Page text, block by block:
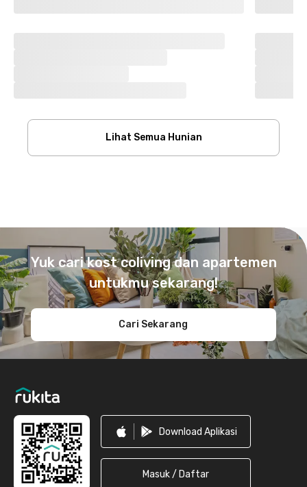
Lihat Semua Hunian
Yuk cari kost coliving dan apartemen
untukmu sekarang!
Cari Sekarang
Download Aplikasi
Masuk / Daftar